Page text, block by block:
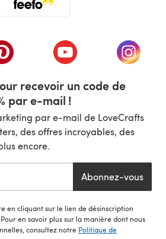
nouvel onglet)
(s'ouvre dans un nouvel onglet)
(s'ouvre dans un(s'ouvre
recevoir un code de
par e-mail !
par e-mail de LoveCrafts
des offres incroyables, des
encore.
Abonnez-vous
en cliquant sur le lien de désinscription
en savoir plus sur la manière dont nous
consultez notre Politique de